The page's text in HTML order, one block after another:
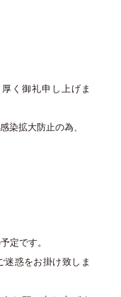
く御礼申し上げま
染拡大防止の為、
定です。
惑をお掛け致しま